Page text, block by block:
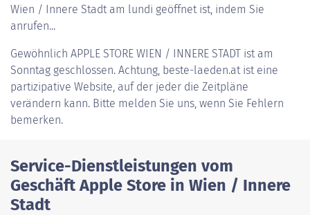
Wien / Innere Stadt am lundi geöffnet ist, indem Sie
anrufen...
Gewöhnlich APPLE STORE WIEN / INNERE STADT ist am
Sonntag geschlossen. Achtung, beste-laeden.at ist eine
partizipative Website, auf der jeder die Zeitpläne
verändern kann. Bitte melden Sie uns, wenn Sie Fehlern
bemerken.
Service-Dienstleistungen vom
Geschäft Apple Store in Wien / Innere
Stadt